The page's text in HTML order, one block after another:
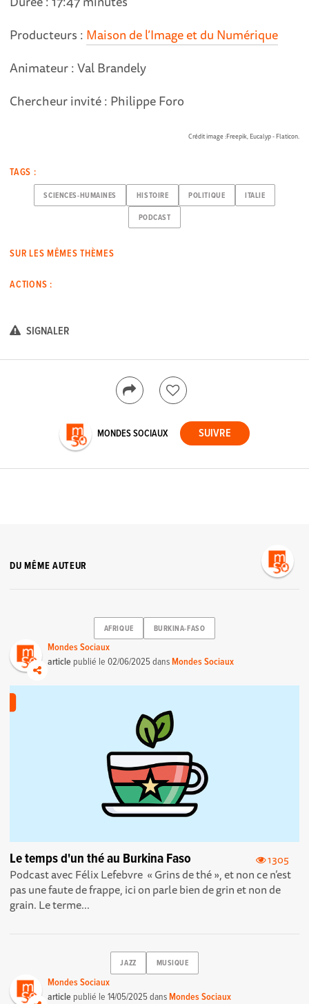
Producteurs : Maison de l’Image et du Numérique
Animateur : Val Brandely
Chercheur invité : Philippe Foro
Crédit image :Freepik, Eucalyp - Flaticon.
TAGS :
SCIENCES-HUMAINES HISTOIRE POLITIQUE ITALIE
PODCAST
SUR LES MÊMES THÈMES
ACTIONS :
SIGNALER
MONDES SOCIAUX
DU MÊME AUTEUR
AFRIQUE BURKINA-FASO
Mondes Sociaux
article publié le02/06/2025dansMondes Sociaux
1305
Le temps d'un thé au Burkina Faso
Podcast avec Félix Lefebvre « Grins de thé », et non ce n’est
pas une faute de frappe, ici on parle bien de grin et non de
grain. Le terme...
JAZZ MUSIQUE
Mondes Sociaux
article publié le14/05/2025dansMondes Sociaux